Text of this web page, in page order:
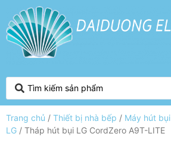
Trang chủ / Thiết bị nhà bếp / Máy hút bụi
LG / Tháp hút bụi LG CordZero A9T-LITE